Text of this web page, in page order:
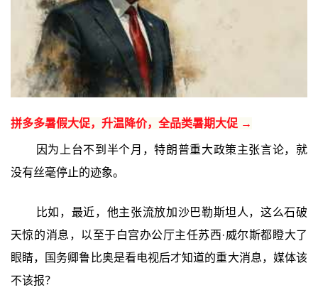
拼多多暑假大促，升温降价，全品类暑期大促 →
因为上台不到半个月，特朗普重大政策主张言论，就
没有丝毫停止的迹象。
比如，最近，他主张流放加沙巴勒斯坦人，这么石破
天惊的消息，以至于白宫办公厅主任苏西·威尔斯都瞪大了
眼睛，国务卿鲁比奥是看电视后才知道的重大消息，媒体该
不该报？